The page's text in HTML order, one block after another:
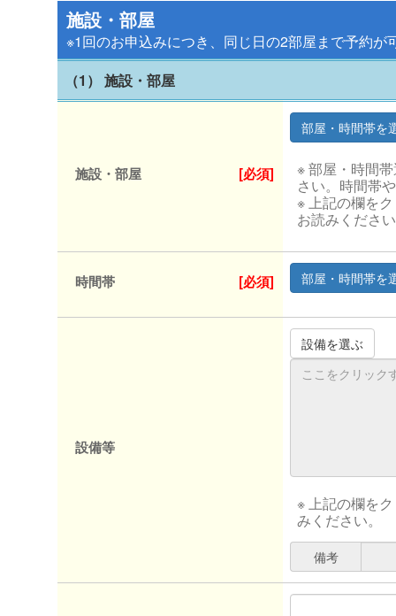
施設・部屋
※1回のお申込みにつき、同じ日の2部屋まで予約
（1） 施設・部屋
施設・部屋 [必須]
※ 部屋・時間
さい。時間帯
※ 上記の欄を
お読みくださ
時間帯 [必須]
設備等
※ 上記の欄を
みください。
備考